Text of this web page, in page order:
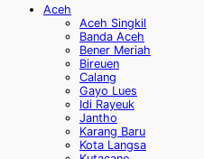
Aceh
Aceh Singkil
Banda Aceh
Bener Meriah
Bireuen
Calang
Gayo Lues
Idi Rayeuk
Jantho
Karang Baru
Kota Langsa